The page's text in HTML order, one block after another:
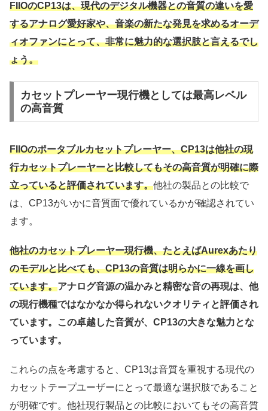
FIIOのCP13は、現代のデジタル機器との音質の違いを愛
するアナログ愛好家や、音楽の新たな発見を求めるオーデ
ィオファンにとって、非常に魅力的な選択肢と言えるでし
ょう。
カセットプレーヤー現行機としては最高レベル
の高音質
FIIOのポータブルカセットプレーヤー、CP13は他社の現
行カセットプレーヤーと比較してもその高音質が明確に際
立っていると評価されています。他社の製品との比較で
は、CP13がいかに音質面で優れているかが確認されてい
ます。
他社のカセットプレーヤー現行機、たとえばAurexあたり
のモデルと比べても、CP13の音質は明らかに一線を画し
ています。アナログ音源の温かみと精密な音の再現は、他
の現行機種ではなかなか得られないクオリティと評価され
ています。この卓越した音質が、CP13の大きな魅力とな
っています。
これらの点を考慮すると、CP13は音質を重視する現代の
カセットテープユーザーにとって最適な選択肢であること
が明確です。他社現行製品との比較においてもその高音質